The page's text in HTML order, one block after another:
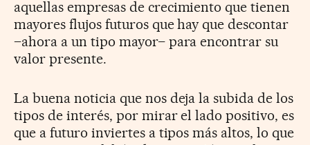
aquellas empresas de crecimiento que tienen
mayores flujos futuros que hay que descontar
–ahora a un tipo mayor– para encontrar su
valor presente.
La buena noticia que nos deja la subida de los
tipos de interés, por mirar el lado positivo, es
que a futuro inviertes a tipos más altos, lo que